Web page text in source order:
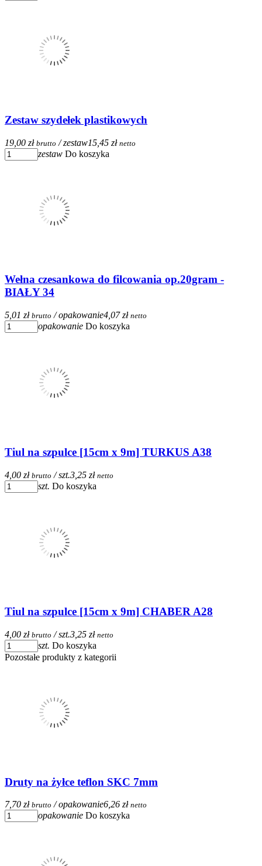
Zestaw szydełek plastikowych
19,00 zł brutto / zestaw15,45 zł netto
zestaw Do koszyka
Wełna czesankowa do filcowania op.20gram -
BIAŁY 34
5,01 zł brutto / opakowanie4,07 zł netto
opakowanie Do koszyka
Tiul na szpulce [15cm x 9m] TURKUS A38
4,00 zł brutto / szt.3,25 zł netto
szt. Do koszyka
Tiul na szpulce [15cm x 9m] CHABER A28
4,00 zł brutto / szt.3,25 zł netto
szt. Do koszyka
Pozostałe produkty z kategorii
Druty na żyłce teflon SKC 7mm
7,70 zł brutto / opakowanie6,26 zł netto
opakowanie Do koszyka